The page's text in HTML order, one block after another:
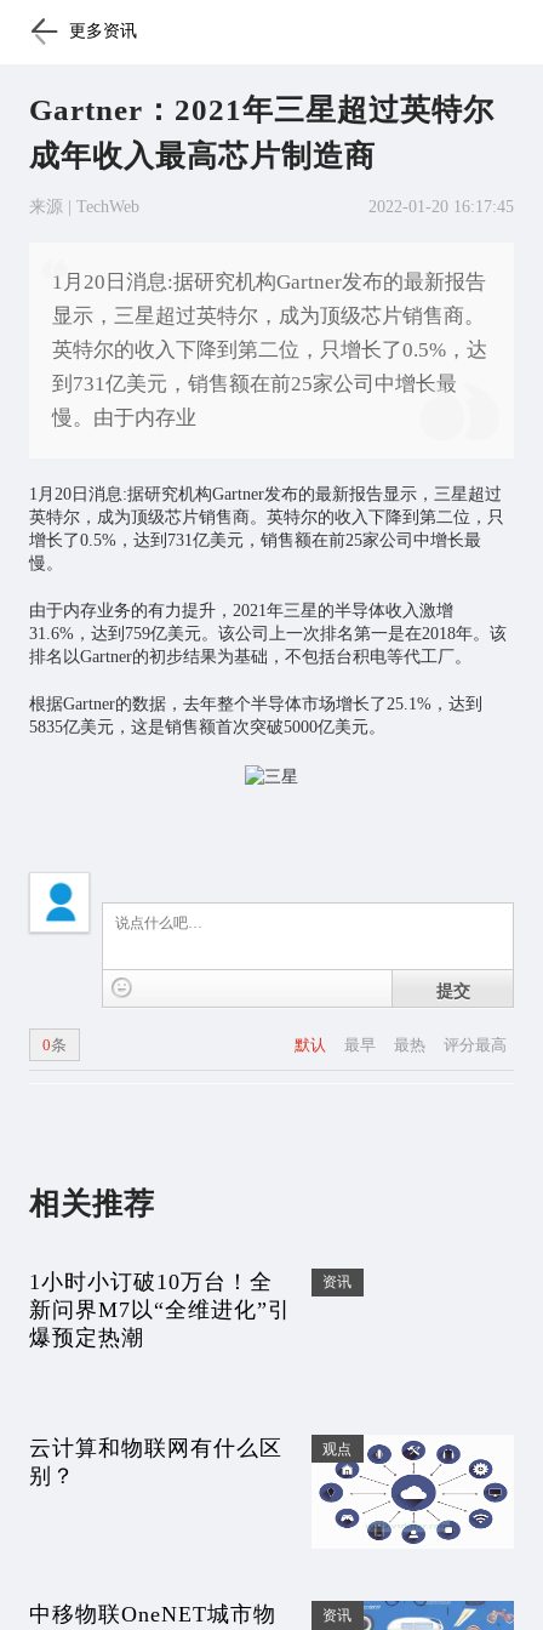
更多资讯
Gartner：2021年三星超过英特尔
成年收入最高芯片制造商
来源 | TechWeb 2022-01-20 16:17:45
1月20日消息:据研究机构Gartner发布的最新报告
显示，三星超过英特尔，成为顶级芯片销售商。
英特尔的收入下降到第二位，只增长了0.5%，达
到731亿美元，销售额在前25家公司中增长最
慢。由于内存业
1月20日消息:据研究机构Gartner发布的最新报告显示，三星超过
英特尔，成为顶级芯片销售商。英特尔的收入下降到第二位，只
增长了0.5%，达到731亿美元，销售额在前25家公司中增长最
慢。
由于内存业务的有力提升，2021年三星的半导体收入激增
31.6%，达到759亿美元。该公司上一次排名第一是在2018年。该
排名以Gartner的初步结果为基础，不包括台积电等代工厂。
根据Gartner的数据，去年整个半导体市场增长了25.1%，达到
5835亿美元，这是销售额首次突破5000亿美元。
提交
默认 最早 最热 评分最高
0条
相关推荐
1小时小订破10万台！全
新问界M7以“全维进化”引
爆预定热潮
资讯
云计算和物联网有什么区
别？
观点
中移物联OneNET城市物 资讯